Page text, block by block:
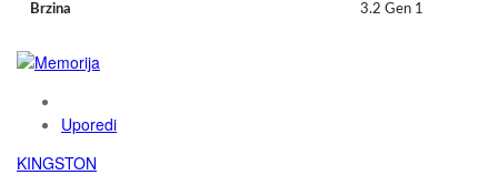
Brzina 3.2 Gen 1
Uporedi
KINGSTON